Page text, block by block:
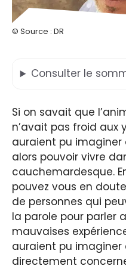
© Source : DR
Consulter le
Si on savait que
n’avait pas froid aux
auraient pu
alors pouvoir vivre
cauchemardesque.
pouvez vous en
de personnes qui
la parole pour parler
mauvaises
auraient pu
directement